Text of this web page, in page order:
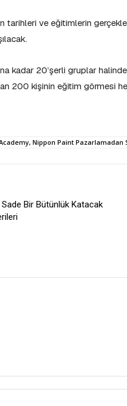
tarihleri ve eğitimlerin
kadar 20’şerli gruplar
200 kişinin eğitim görmesi
Nippon Paint Pazarlamadan
Sade Bir Bütünlük Katacak